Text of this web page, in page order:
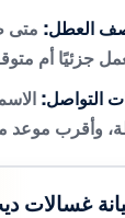
العطل: متى
جزئيًا أم
التواصل:
وأقرب موعد
غسالات